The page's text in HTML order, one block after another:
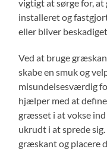
vigtigt at sørge for,
installeret og
eller bliver
Ved at bruge
skabe en smuk og
misundelsesværdig
hjælper med at
græsset i at vokse
ukrudt i at sprede
græskant og placere